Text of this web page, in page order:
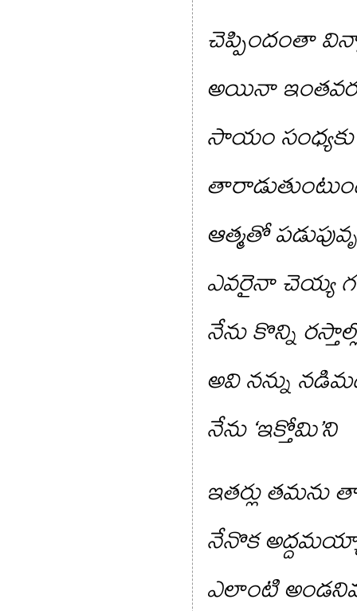
చెప్పిందంతా
అయినా
సాయం సంధ్యకు
ఆత్మతో
ఎవరైనా చెయ్య
నేను కొన్ని
అవి నన్ను
నేను ‘ఇక్తోమి’ని
ఇతర్లు
నేనొక
ఎలాంటి